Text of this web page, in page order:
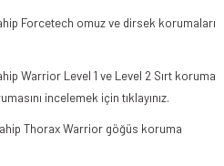
Forcetech omuz ve dirsek korumaları
Warrior Level 1 ve Level 2 Sırt koruma
nı incelemek için tıklayınız.
Thorax Warrior göğüs koruma